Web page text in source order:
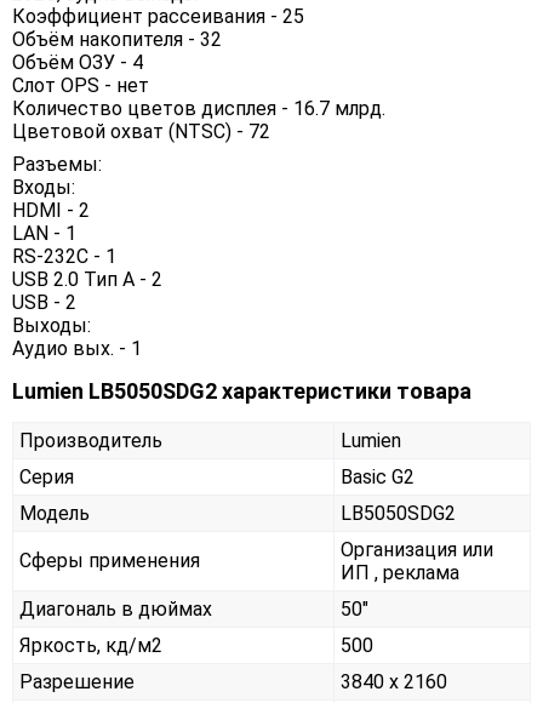
Коэффициент рассеивания - 25
Объём накопителя - 32
Объём ОЗУ - 4
Слот OPS - нет
Количество цветов дисплея - 16.7 млрд.
Цветовой охват (NTSC) - 72
Разъемы:
Входы:
HDMI - 2
LAN - 1
RS-232C - 1
USB 2.0 Тип A - 2
USB - 2
Выходы:
Аудио вых. - 1
Lumien LB5050SDG2 характеристики товара
Производитель
Lumien
Серия
Basic G2
Модель
LB5050SDG2
Сферы применения
Организация или
ИП , реклама
Диагональ в дюймах
50"
Яркость, кд/м2
500
Разрешение
3840 x 2160